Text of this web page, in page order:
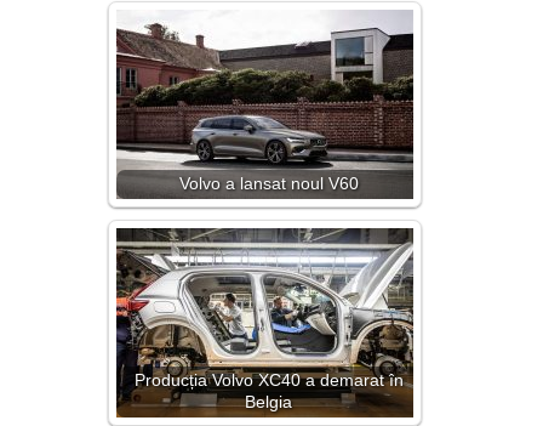
Volvo a lansat noul V60
Producția Volvo XC40 a demarat în
Belgia